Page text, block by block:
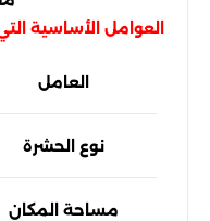
العوامل الأساسية
العامل
نوع الحشرة
مساحة المكان